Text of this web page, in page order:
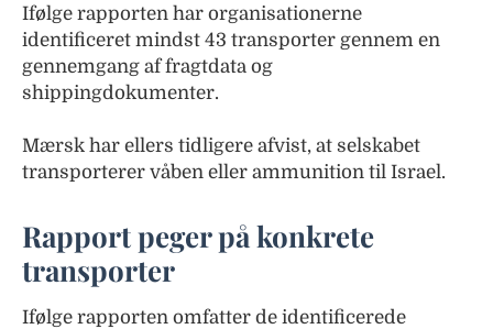
Ifølge rapporten har organisationerne
identificeret mindst 43 transporter gennem en
gennemgang af fragtdata og
shippingdokumenter.
Mærsk har ellers tidligere afvist, at selskabet
transporterer våben eller ammunition til Israel.
Rapport peger på konkrete
transporter
Ifølge rapporten omfatter de identificerede